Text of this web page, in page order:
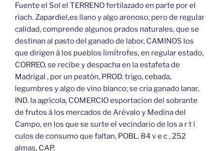
Fuente el Sol el TERRENO fertilazado en parte por el
riach. Zapardiel,es llano y algo arenoso, pero de regular
calidad, comprende algunos prados naturales, que se
destinan al pasto del ganado de labor, CAMINOS los
que dirigen á los pueblos limítrofes, en regular estado,
CORREO, se recibe y despacha en la estafeta de
Madrigal , por un peatón, PROD. trigo, cebada,
legumbres y algo de vino blanco; se cria ganado lanar,
IND. la agrícola, COMERCIO esportacion del sobrante
de frutos á los mercados de Arévalo y Medina del
Campo, en los que se surte el vecindario de los a r t í
culos de consumo que faltan, POBL. 84 v e c , 252
almas, CAP.